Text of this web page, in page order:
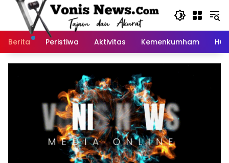
Langsung
Berita
Peristiwa Aktivitas Kemenkumham